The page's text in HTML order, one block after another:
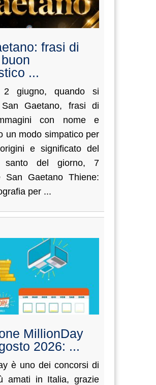
frasi di
...
giugno, quando si
San Gaetano, frasi di
con nome e
un modo simpatico per
e significato del
santo del giorno, 7
San Gaetano Thiene:
per ...
MillionDay
2026: ...
è uno dei concorsi di
amati in Italia, grazie